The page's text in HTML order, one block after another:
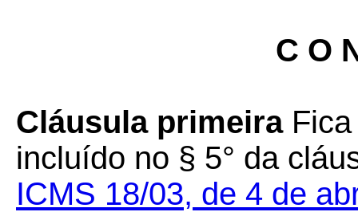
C O
Cláusula primeiraFica
incluído no § 5° da
ICMS 18/03, de 4 de